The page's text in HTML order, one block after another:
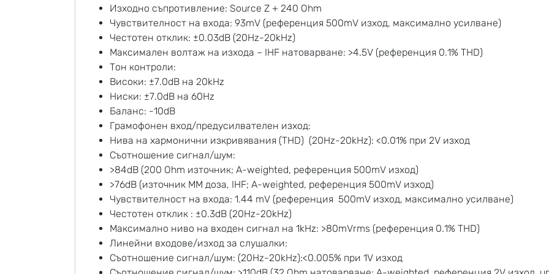
Изходно съпротивление: Source Z + 240 Ohm
Чувствителност на входа: 93mV (референция 500mV изход, максимално усилване)
Честотен отклик: ±0.03dB (20Hz-20kHz)
Максимален волтаж на изхода – IHF натоварване: >4.5V (референция 0.1% THD)
Тон контроли:
Високи: ±7.0dB на 20kHz
Ниски: ±7.0dB на 60Hz
Баланс: -10dB
Грамофонен вход/предусилвателен изход:
Нива на хармонични изкривявания (THD) (20Hz-20kHz): <0.01% при 2V изход
Съотношение сигнал/шум:
>84dB (200 Ohm източник; A-weighted, референция 500mV изход)
>76dB (източник MM доза, IHF; A-weighted, референция 500mV изход)
Чувствителност на входа: 1.44 mV (референция 500mV изход, максимално усилване)
Честотен отклик : ±0.3dB (20Hz-20kHz)
Максимално ниво на входен сигнал на 1kHz: >80mVrms (референция 0.1% THD)
Линейни входове/изход за слушалки:
Съотношение сигнал/шум: (20Hz-20kHz):<0.005% при 1V изход